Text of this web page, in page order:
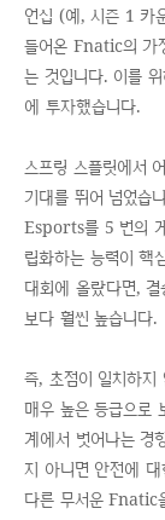
언십 (예, 시즌 1 카
들어온 Fnatic의 가
는 것입니다. 이를
에 투자했습니다.
스프링 스플릿에서
기대를 뛰어 넘었습
Esports를 5 번의
립화하는 능력이 핵
대회에 올랐다면,
보다 훨씬 높습니다.
즉, 초점이 일치하
매우 높은 등급으로
계에서 벗어나는 경
지 아니면 안전에
다른 무서운 Fnatic